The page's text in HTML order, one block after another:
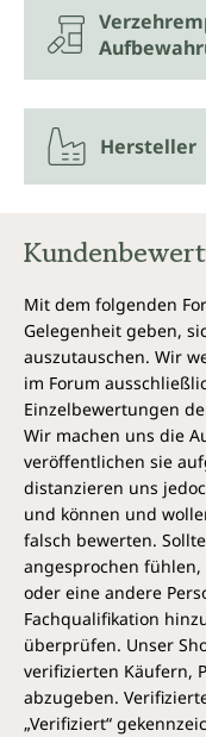
Hersteller
Mit dem folgenden
Gelegenheit geben,
auszutauschen. Wir
im Forum
Einzelbewertungen
Wir machen uns die
veröffentlichen sie
distanzieren uns
und können und
falsch bewerten.
angesprochen
oder eine andere
Fachqualifikation
überprüfen. Unser
verifizierten Käufern,
abzugeben.
„Verifiziert“